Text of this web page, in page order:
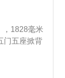
gt的前悬
悬架可以
的内饰谍
如中控液
，但总体
\/低功率涡
六缸涡轮
，1828毫米
门五座掀背
压发动
转每分